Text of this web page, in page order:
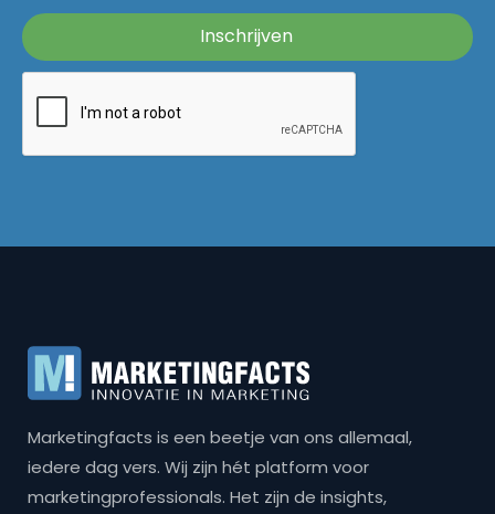
Marketingfacts is een beetje van ons allemaal,
iedere dag vers. Wij zijn hét platform voor
marketingprofessionals. Het zijn de insights,